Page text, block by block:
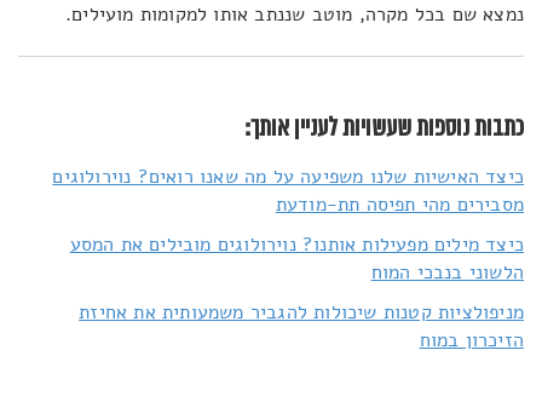
נמצא שם בכל מקרה, מוטב שננתב אותו למקומות מועילים.
כתבות נוספות שעשויות לעניין אותך:
כיצד האישיות שלנו משפיעה על מה שאנו רואים? נוירולוגים
מסבירים מהי תפיסה תת-מודעת
כיצד מילים מפעילות אותנו? נוירולוגים מובילים את המסע
הלשוני בנבכי המוח
מניפולציות קטנות שיכולות להגביר משמעותית את אחיזת
הזיכרון במוח